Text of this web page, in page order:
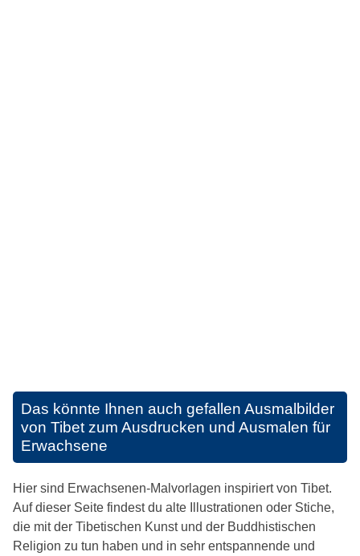
Das könnte Ihnen auch gefallen Ausmalbilder
von Tibet zum Ausdrucken und Ausmalen für
Erwachsene
Hier sind Erwachsenen-Malvorlagen inspiriert von Tibet.
Auf dieser Seite findest du alte Illustrationen oder Stiche,
die mit der Tibetischen Kunst und der Buddhistischen
Religion zu tun haben und in sehr entspannende und